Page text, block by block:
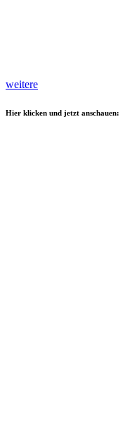
weitere
Hier klicken und jetzt anschauen: